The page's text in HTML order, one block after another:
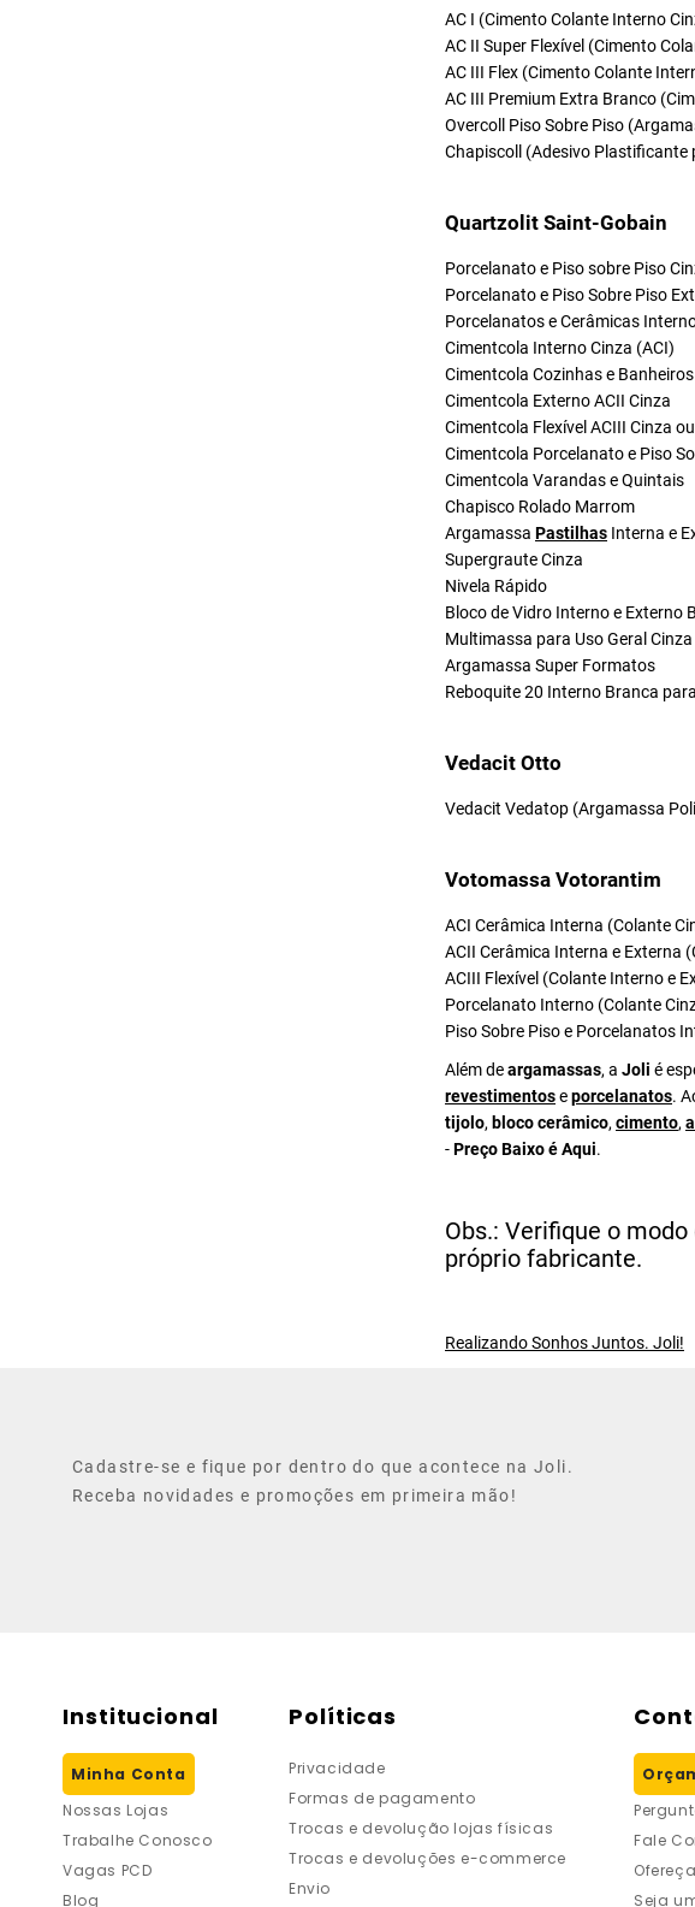
AC I (Cimento Colante Interno
AC II Super Flexível (Cimento
AC III Flex (Cimento Colante
AC III Premium Extra Branco
Overcoll Piso Sobre Piso
Chapiscoll (Adesivo Plastificante
Quartzolit Saint-Gobain
Porcelanato e Piso sobre Piso
Porcelanato e Piso Sobre Piso
Porcelanatos e Cerâmicas
Cimentcola Interno Cinza (ACI)
Cimentcola Cozinhas e Banheiros
Cimentcola Externo ACII Cinza
Cimentcola Flexível ACIII Cinza
Cimentcola Porcelanato e Piso
Cimentcola Varandas e Quintais
Chapisco Rolado Marrom
Argamassa Pastilhas Interna e
Supergraute Cinza
Nivela Rápido
Bloco de Vidro Interno e Externo
Multimassa para Uso Geral Cinza
Argamassa Super Formatos
Reboquite 20 Interno Branca
Vedacit Otto
Vedacit Vedatop (Argamassa
Votomassa Votorantim
ACI Cerâmica Interna (Colante
ACII Cerâmica Interna e Externa
ACIII Flexível (Colante Interno e
Porcelanato Interno (Colante
Piso Sobre Piso e Porcelanatos
Além deargamassas, a Joli é
revestimentoseporcelanatos.
tijolo, bloco cerâmico, cimento,
-Preço Baixo é Aqui.
Obs.: Verifique o
próprio fabricante.
Realizando Sonhos Juntos. Joli!
Cadastre-se e fique por dentro do que acontece na Joli.
Receba novidades e promoções em primeira mão!
Institucional
Minha Conta
Nossas Lojas
Trabalhe Conosco
Vagas PCD
Blog
Políticas
Privacidade
Formas de pagamento
Trocas e devolução lojas físicas
Trocas e devoluções e-commerce
Envio
Fale
Seja